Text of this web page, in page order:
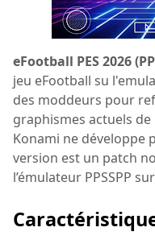
eFootball PES 2026
jeu eFootball su
des moddeurs pour
graphismes actuels de
Konami ne développe
version est un patch
l’émulateur PPSSPP